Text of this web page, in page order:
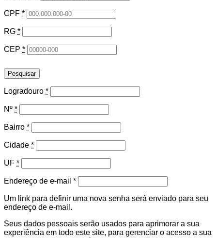
CPF *
RG *
CEP *
Pesquisar
Logradouro *
Nº *
Bairro *
Cidade *
UF *
Endereço de e-mail *Obrigatório
Um link para definir uma nova senha será enviado para seu
endereço de e-mail.
Seus dados pessoais serão usados para aprimorar a sua
experiência em todo este site, para gerenciar o acesso a sua